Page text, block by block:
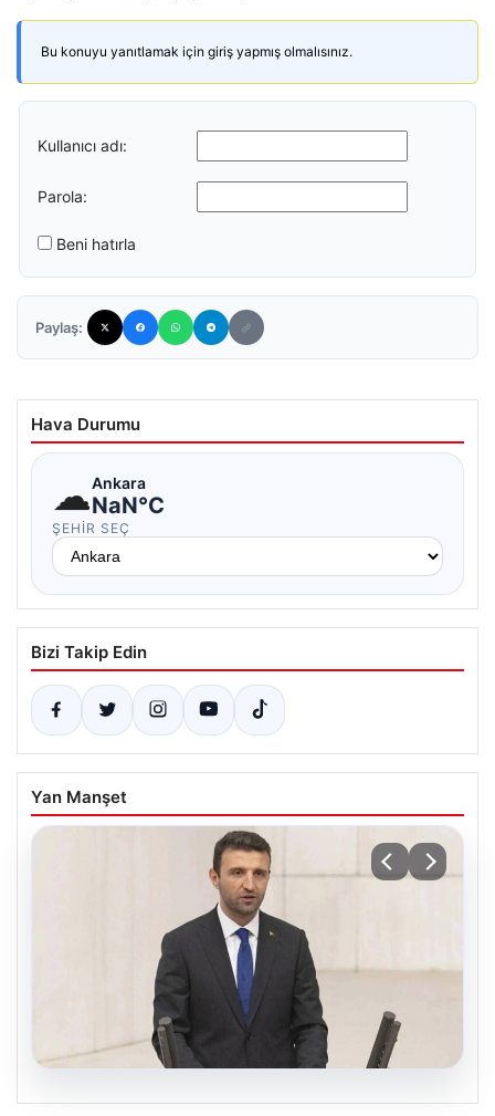
Bu konuyu yanıtlamak için giriş yapmış olmalısınız.
Kullanıcı adı:
Parola:
Beni hatırla
Paylaş:
Hava Durumu
☁Ankara
NaN°C
ŞEHIR SEÇ
Bizi Takip Edin
Yan Manşet
07.08.2026